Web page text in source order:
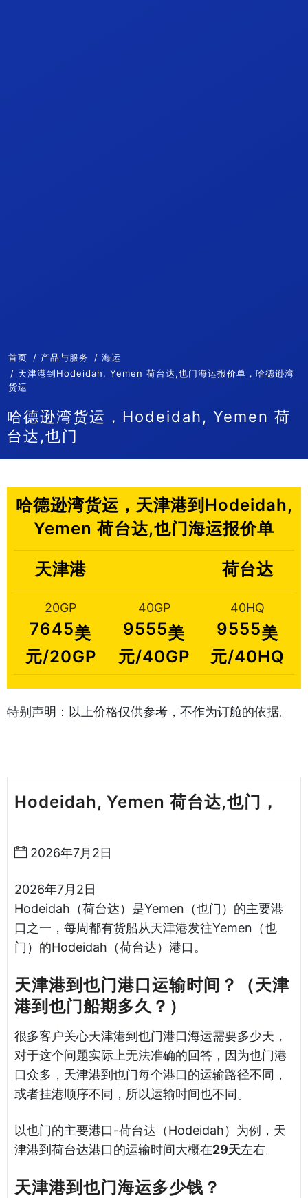
首页 产品与服务
海运
天津港到Hodeidah, Yemen 荷台达,也门海运报价单，哈德逊湾
货运
哈德逊湾货运，Hodeidah, Yemen 荷
台达,也门
哈德逊湾货运，天津港到Hodeidah,
Yemen 荷台达,也门海运报价单
天津港 荷台达
20GP
7645美
元/20GP
40GP
9555美
元/40GP
40HQ
9555美
元/40HQ
特别声明：以上价格仅供参考，不作为订舱的依据。
Hodeidah, Yemen 荷台达,也门，
2026年7月2日
2026年7月2日
Hodeidah（荷台达）是Yemen（也门）的主要港
口之一，每周都有货船从天津港发往Yemen（也
门）的Hodeidah（荷台达）港口。
天津港到也门港口运输时间？（天津
港到也门船期多久？）
很多客户关心天津港到也门港口海运需要多少天，
对于这个问题实际上无法准确的回答，因为也门港
口众多，天津港到也门每个港口的运输路径不同，
或者挂港顺序不同，所以运输时间也不同。
以也门的主要港口-荷台达（Hodeidah）为例，天
津港到荷台达港口的运输时间大概在29天左右。
天津港到也门海运多少钱？